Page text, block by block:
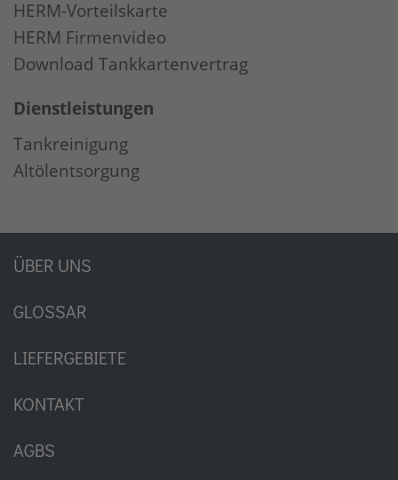
HERM-Vorteilskarte
HERM Firmenvideo
Download Tankkartenvertrag
Dienstleistungen
Tankreinigung
Altölentsorgung
ÜBER UNS
GLOSSAR
LIEFERGEBIETE
KONTAKT
AGBS